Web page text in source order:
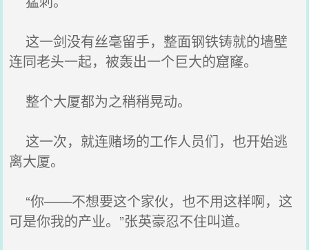
这一剑没有丝毫留手，整面钢铁铸就的墙壁
连同老头一起，被轰出一个巨大的窟窿。
整个大厦都为之稍稍晃动。
这一次，就连赌场的工作人员们，也开始逃
离大厦。
“你——不想要这个家伙，也不用这样啊，这
可是你我的产业。”张英豪忍不住叫道。